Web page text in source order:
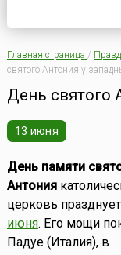
Главная страница /
святого Антония у
День святого
13 июня
День памяти
Антония
церковь празднует
июня. Его мощи
Падуе (Италия), в